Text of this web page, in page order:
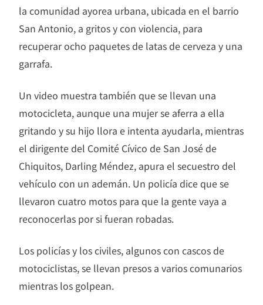
la comunidad ayorea urbana, ubicada en el barrio
San Antonio, a gritos y con violencia, para
recuperar ocho paquetes de latas de cerveza y una
garrafa.
Un video muestra también que se llevan una
motocicleta, aunque una mujer se aferra a ella
gritando y su hijo llora e intenta ayudarla, mientras
el dirigente del Comité Cívico de San José de
Chiquitos, Darling Méndez, apura el secuestro del
vehículo con un ademán. Un policía dice que se
llevaron cuatro motos para que la gente vaya a
reconocerlas por si fueran robadas.
Los policías y los civiles, algunos con cascos de
motociclistas, se llevan presos a varios comunarios
mientras los golpean.